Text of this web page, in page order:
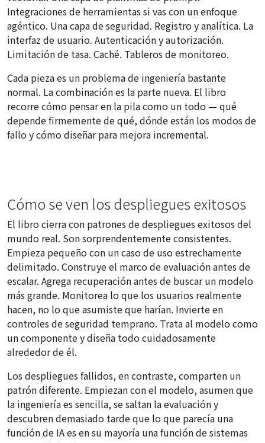
Integraciones de herramientas si vas con un enfoque
agéntico. Una capa de seguridad. Registro y analítica. La
interfaz de usuario. Autenticación y autorización.
Limitación de tasa. Caché. Tableros de monitoreo.
Cada pieza es un problema de ingeniería bastante
normal. La combinación es la parte nueva. El libro
recorre cómo pensar en la pila como un todo — qué
depende firmemente de qué, dónde están los modos de
fallo y cómo diseñar para mejora incremental.
Cómo se ven los despliegues exitosos
El libro cierra con patrones de despliegues exitosos del
mundo real. Son sorprendentemente consistentes.
Empieza pequeño con un caso de uso estrechamente
delimitado. Construye el marco de evaluación antes de
escalar. Agrega recuperación antes de buscar un modelo
más grande. Monitorea lo que los usuarios realmente
hacen, no lo que asumiste que harían. Invierte en
controles de seguridad temprano. Trata al modelo como
un componente y diseña todo cuidadosamente
alrededor de él.
Los despliegues fallidos, en contraste, comparten un
patrón diferente. Empiezan con el modelo, asumen que
la ingeniería es sencilla, se saltan la evaluación y
descubren demasiado tarde que lo que parecía una
función de IA es en su mayoría una función de sistemas